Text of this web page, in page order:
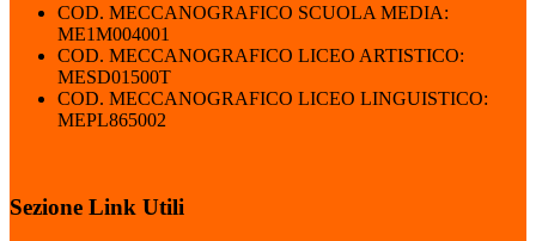
COD. MECCANOGRAFICO SCUOLA MEDIA:
ME1M004001
COD. MECCANOGRAFICO LICEO ARTISTICO:
MESD01500T
COD. MECCANOGRAFICO LICEO LINGUISTICO:
MEPL865002
Sezione Link Utili